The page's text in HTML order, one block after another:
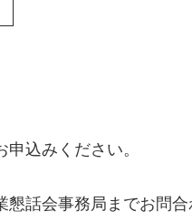
込みください。
話会事務局までお問合